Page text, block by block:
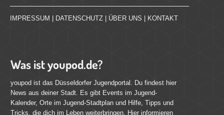
IMPRESSUM | DATENSCHUTZ | ÜBER UNS | KONTAKT
Was ist youpod.de?
youpod ist das Düsseldorfer Jugendportal. Du findest hier
News aus deiner Stadt. Es gibt Events im Jugend-
Kalender, Orte im Jugend-Stadtplan und Hilfe, Tipps und
Tricks, die dich im Leben weiterbringen. Hier informieren